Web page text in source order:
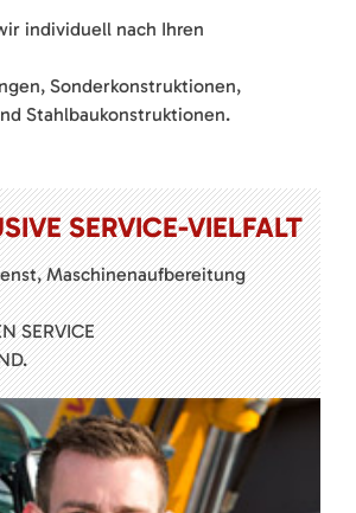
individuell nach Ihren
Sonderkonstruktionen,
Stahlbaukonstruktionen.
SERVICE-VIELFALT
Maschinenaufbereitung
SERVICE